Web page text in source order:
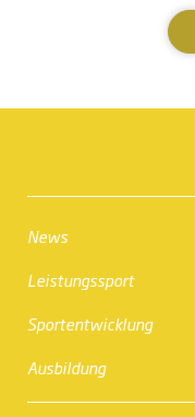
News
Leistungssport
Sportentwicklung
Ausbildung